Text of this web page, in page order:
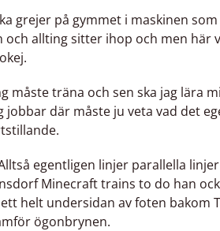
grejer på gymmet i maskinen
allting sitter ihop och men här
måste träna och sen ska jag lära
jobbar där måste ju veta vad det
egentligen linjer parallella
Minecraft trains to do han
helt undersidan av foten bakom
ögonbrynen.